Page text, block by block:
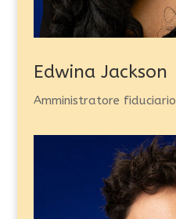
Edwina Jackson
Amministratore fiduciario